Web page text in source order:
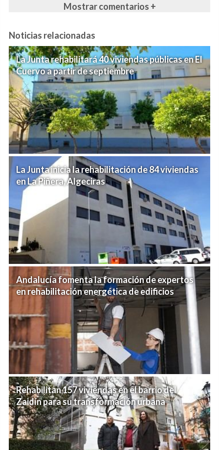
Mostrar comentarios +
Noticias relacionadas
La Junta rehabilitará 40 viviendas públicas en El
Cuervo a partir de septiembre
La Junta inicia la rehabilitación de 84 viviendas
en La Piñera, Algeciras
Andalucía fomenta la formación de expertos
en rehabilitación energética de edificios
Rehabilitan 157 viviendas en el barrio del
Zaidín para su transformación urbana